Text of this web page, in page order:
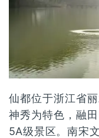
仙都位于浙江省
神秀为特色，融
5A级景区。南宋